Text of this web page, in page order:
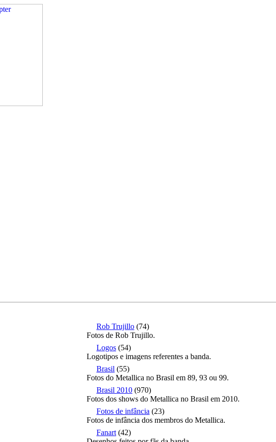
Rob Trujillo (74)
Fotos de Rob Trujillo.
Logos (54)
Logotipos e imagens referentes a banda.
Brasil (55)
Fotos do Metallica no Brasil em 89, 93 ou 99.
Brasil 2010 (970)
Fotos dos shows do Metallica no Brasil em 2010.
Fotos de infância (23)
Fotos de infância dos membros do Metallica.
Fanart (42)